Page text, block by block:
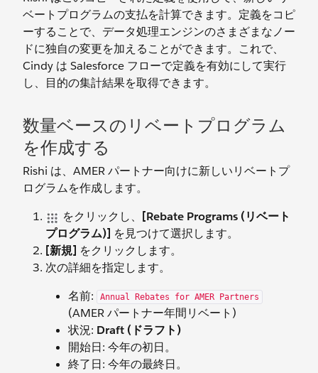
ベートプログラムの支払を計算できます。定義をコピ
ーすることで、データ処理エンジンのさまざまなノー
ドに独自の変更を加えることができます。これで、
Cindy は Salesforce フローで定義を有効にして実行
し、目的の集計結果を取得できます。
数量ベースのリベートプログラム
を作成する
Rishi は、AMER パートナー向けに新しいリベートプ
ログラムを作成します。
をクリックし、
[Rebate Programs (リベート
プログラム)] を見つけて選択します。
[新規] をクリックします。
次の詳細を指定します。
名前:
Annual Rebates for AMER Partners
(AMER パートナー年間リベート)
状況: Draft (ドラフト)
開始日: 今年の初日。
終了日: 今年の最終日。